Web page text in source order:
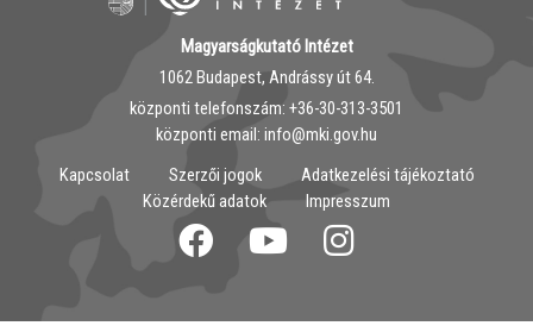
Magyarságkutató Intézet
1062 Budapest, Andrássy út 64.
központi telefonszám: ‭+36-30-313-3501
központi email: info@mki.gov.hu
Kapcsolat
Szerzői jogok
Adatkezelési tájékoztató
Közérdekű adatok
Impresszum